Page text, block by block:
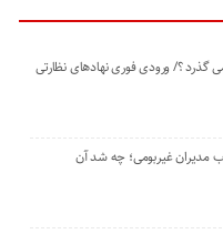
گذرد ؟/ ورودی فوری نهادهای نظارتی
مدیران غیربومی؛ چه شد آن